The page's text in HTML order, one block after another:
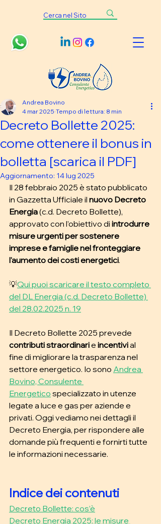
Decreto Bollette 2025:
come ottenere il bonus in
bolletta [scarica il PDF]
Andrea Bovino
4 mar 2025 Tempo di lettura: 8 min
Aggiornamento: 14 lug 2025
Il 28 febbraio 2025 è stato pubblicato
in Gazzetta Ufficiale il nuovo Decreto
Energia (c.d. Decreto Bollette),
approvato con l’obiettivo di introdurre
misure urgenti per sostenere
imprese e famiglie nel fronteggiare
l'aumento dei costi energetici.
💡Qui puoi scaricare il testo completo
del DL Energia (c.d. Decreto Bollette)
del 28.02.2025 n. 19
Il Decreto Bollette 2025 prevede
contributi straordinari e incentivi al
fine di migliorare la trasparenza nel
settore energetico. Io sono Andrea
Bovino, Consulente
Energetico specializzato in utenze
legate a luce e gas per aziende e
privati. Oggi vediamo nei dettagli il
Decreto Energia, per rispondere alle
domande più frequenti e fornirti tutte
le informazioni necessarie.
Indice dei contenuti
Decreto Bollette: cos’è
Decreto Energia 2025: le misure